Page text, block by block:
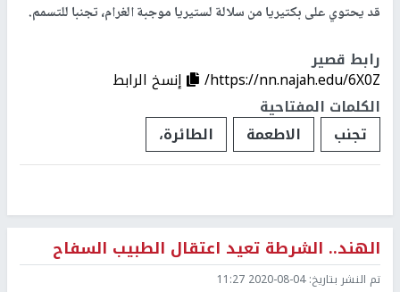
قد يحتوي على بكتيريا من سلالة لستيريا موجبة الغرام، تجنبا للتسمم.
رابط قصير
https://nn.najah.edu/6X0Z/
إنسخ الرابط
الكلمات المفتاحية
تجنب
الاطعمة الطائرة،
الهند.. الشرطة تعيد اعتقال الطبيب السفاح
تم النشر بتاريخ:2020-08-04 11:27